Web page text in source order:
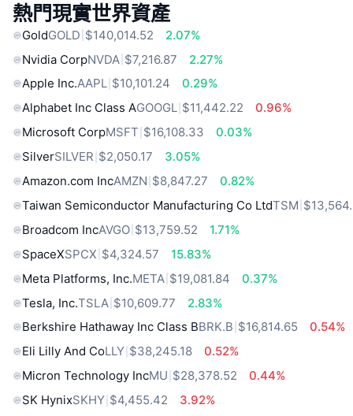
熱門現實世界資產
GoldGOLD $140,014.52
2.07%
Nvidia CorpNVDA $7,216.87
2.27%
Apple Inc.AAPL $10,101.24
0.29%
Alphabet Inc Class AGOOGL $11,442.22
0.96%
Microsoft CorpMSFT $16,108.33
0.03%
SilverSILVER $2,050.17
3.05%
Amazon.com IncAMZN $8,847.27
0.82%
Taiwan Semiconductor Manufacturing Co LtdTSM
Broadcom IncAVGO $13,759.52
1.71%
SpaceXSPCX $4,324.57
15.83%
Meta Platforms, Inc.META $19,081.84
0.37%
Tesla, Inc.TSLA $10,609.77
2.83%
Berkshire Hathaway Inc Class BBRK.B $16,814.65
0.54%
Eli Lilly And CoLLY $38,245.18
0.52%
Micron Technology IncMU $28,378.52
0.44%
SK HynixSKHY $4,455.42
3.92%